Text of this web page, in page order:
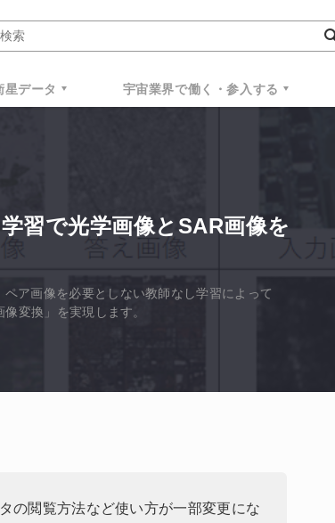
星データ 宇宙業界で働く・参入する
習で光学画像とSAR画像を
ア画像を必要としない教師なし学習によって
変換」を実現します。
の閲覧方法など使い方が一部変更にな